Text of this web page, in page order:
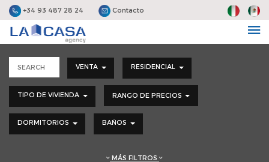
+34 93 487 28 24 Contacto
VENTA RESIDENCIAL
TIPO DE VIVIENDA RANGO DE PRECIOS
DORMITORIOS BAÑOS
MÁS FILTROS